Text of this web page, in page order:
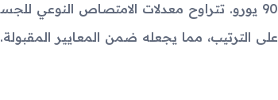
على الترتيب، مما يجعله ضمن المعايير المقبولة.